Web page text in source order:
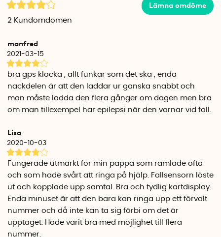
av ett samtal till ett av de två nödnummer du kan ha
SOS-knappen på GPS-armbandet. GPS’en ringer då upp ett
av de två nödnummer du lagt in i appen. Svarar inte
upp det andra numret så ni kan prata och höra varandra
genom den inbygga mikrofonen och högtalaren.
Teckna ett abonnemang
abonnemang hos tillverkaren. Abonnemanget gör att du
kan använda GPS’en i hela EU/ESS-området och du tecknar
den samtidigt som du registrerar klockan på
my.minifinder.com. Månadskostnaden beror på bindningstid
samt om du önskar tillägget att GPS’en även ska fungera i
resten av världen.
GPS'en använder sig av ett eSiM, det vill säga ett litet chip,
som analyserar både hur du rör dig, var du rör dig och din
hastighet. Det kan även ta emot och ringa samtal. Du
Lämna omdöme
2 Kundomdömen
manfred
2021-03-15
bra gps klocka , allt funkar som det ska , enda
nackdelen är att den laddar ur ganska snabbt och
man måste ladda den flera gånger om dagen men bra
om man tillexempel har epilepsi när den varnar vid fall.
Lisa
2020-10-03
Fungerade utmärkt för min pappa som ramlade ofta
och som hade svårt att ringa på hjälp. Fallsensorn löste
ut och kopplade upp samtal. Bra och tydlig kartdisplay.
Enda minuset är att den bara kan ringa upp ett förvalt
nummer och då inte kan ta sig förbi om det är
upptaget. Hade varit bra med möjlighet till flera
nummer.